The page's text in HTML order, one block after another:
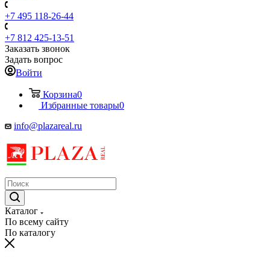
+7 495 118-26-44
+7 812 425-13-51
Заказать звонок
Задать вопрос
Войти
Корзина0
Избранные товары0
info@plazareal.ru
Каталог
По всему сайту
По каталогу